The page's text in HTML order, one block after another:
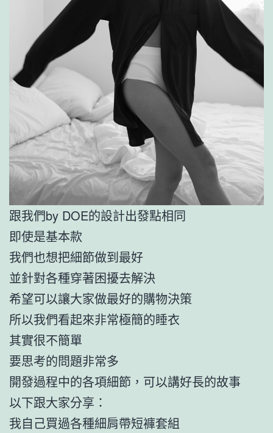
跟我們by DOE的設計出發點相同
即使是基本款
我們也想把細節做到最好
並針對各種穿著困擾去解決
希望可以讓大家做最好的購物決策
所以我們看起來非常極簡的睡衣
其實很不簡單
要思考的問題非常多
開發過程中的各項細節，可以講好長的故事
以下跟大家分享：
我自己買過各種細肩帶短褲套組